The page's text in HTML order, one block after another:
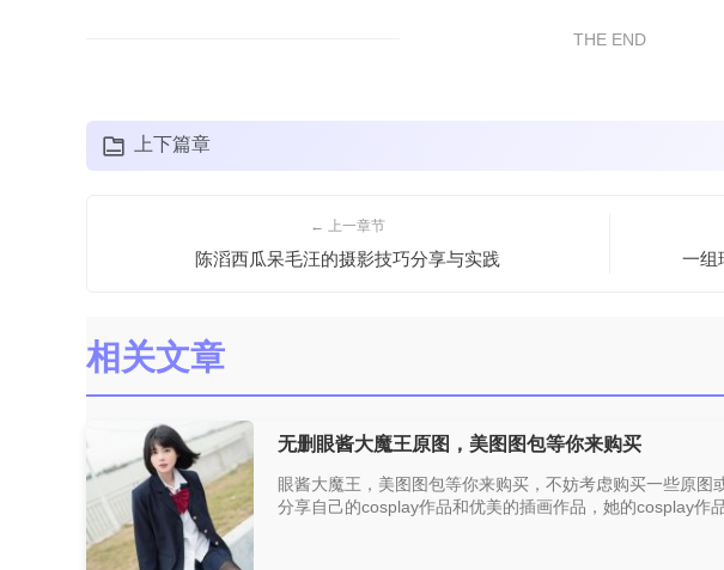
THE END
上下篇章
← 上一章节
陈滔西瓜呆毛汪的摄影技巧分享与实践 一组
相关文章
无删眼酱大魔王原图，美图图包等你来购买
眼酱大魔王，美图图包等你来购买，不妨考虑购买一些原
分享自己的cosplay作品和优美的插画作品，她的cosplay